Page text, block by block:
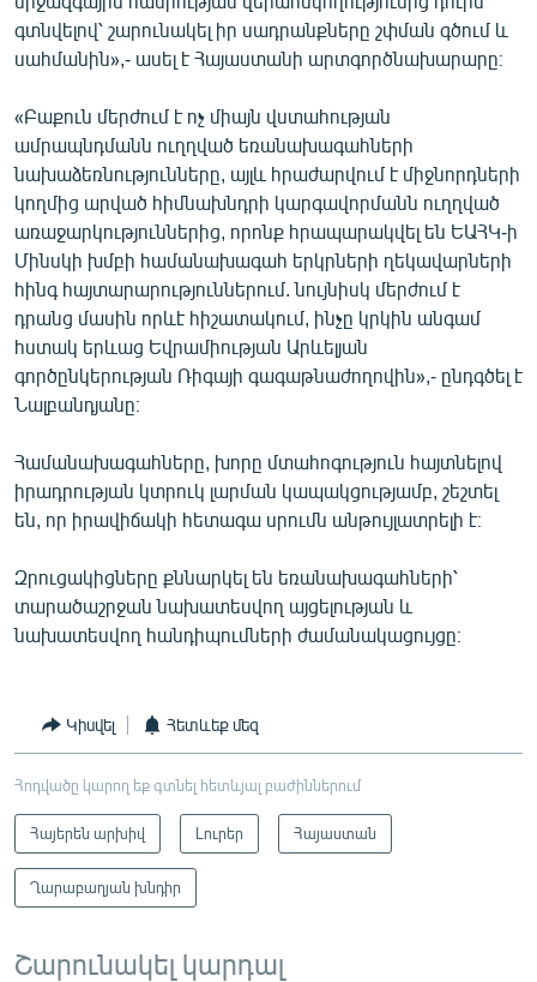
գտնվելով՝ շարունակել իր սադրանքները շփման գծում և
սահմանին»,- ասել է Հայաստանի արտգործնախարարը։
«Բաքուն մերժում է ոչ միայն վստահության
ամրապնդմանն ուղղված եռանախագահների
նախաձեռնությունները, այլև հրաժարվում է միջնորդների
կողմից արված հիմնախնդրի կարգավորմանն ուղղված
առաջարկություններից, որոնք հրապարակվել են ԵԱՀԿ-ի
Մինսկի խմբի համանախագահ երկրների ղեկավարների
հինգ հայտարարություններում. նույնիսկ մերժում է
դրանց մասին որևէ հիշատակում, ինչը կրկին անգամ
հստակ երևաց Եվրամիության Արևելյան
գործընկերության Ռիգայի գագաթնաժողովին»,- ընդգծել է
Նալբանդյանը։
Համանախագահները, խորը մտահոգություն հայտնելով
իրադրության կտրուկ լարման կապակցությամբ, շեշտել
են, որ իրավիճակի հետագա սրումն անթույլատրելի է։
Զրուցակիցները քննարկել են եռանախագահների՝
տարածաշրջան նախատեսվող այցելության և
նախատեսվող հանդիպումների ժամանակացույցը։
Կիսվել Հետևեք մեզ
Հոդվածը կարող եք գտնել հետևյալ բաժիններում
Հայերեն արխիվ Լուրեր Հայաստան
Ղարաբաղյան խնդիր
Շարունակել կարդալ